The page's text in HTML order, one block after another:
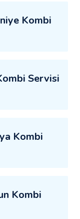
Kombi
Servisi
Kombi
Kombi